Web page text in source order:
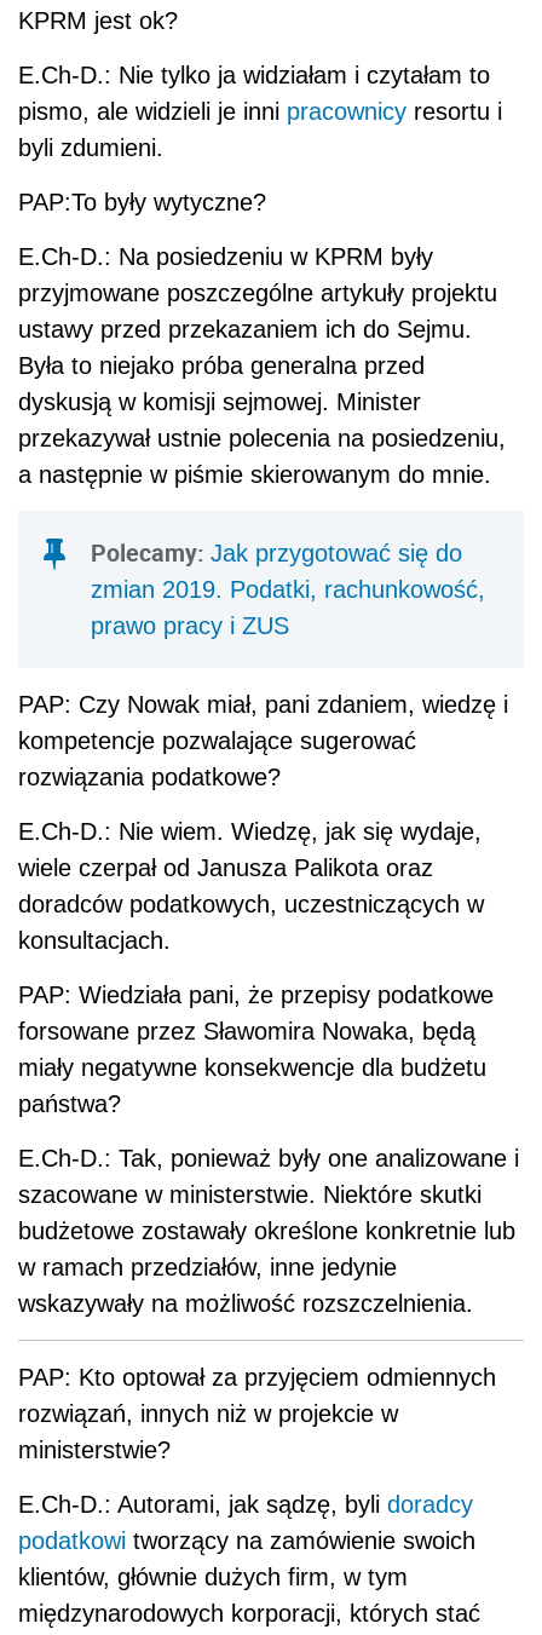
KPRM jest ok?
E.Ch-D.: Nie tylko ja widziałam i czytałam to
pismo, ale widzieli je inni pracownicy resortu i
byli zdumieni.
PAP:To były wytyczne?
E.Ch-D.: Na posiedzeniu w KPRM były
przyjmowane poszczególne artykuły projektu
ustawy przed przekazaniem ich do Sejmu.
Była to niejako próba generalna przed
dyskusją w komisji sejmowej. Minister
przekazywał ustnie polecenia na posiedzeniu,
a następnie w piśmie skierowanym do mnie.
Polecamy: Jak przygotować się do
zmian 2019. Podatki, rachunkowość,
prawo pracy i ZUS
PAP: Czy Nowak miał, pani zdaniem, wiedzę i
kompetencje pozwalające sugerować
rozwiązania podatkowe?
E.Ch-D.: Nie wiem. Wiedzę, jak się wydaje,
wiele czerpał od Janusza Palikota oraz
doradców podatkowych, uczestniczących w
konsultacjach.
PAP: Wiedziała pani, że przepisy podatkowe
forsowane przez Sławomira Nowaka, będą
miały negatywne konsekwencje dla budżetu
państwa?
E.Ch-D.: Tak, ponieważ były one analizowane i
szacowane w ministerstwie. Niektóre skutki
budżetowe zostawały określone konkretnie lub
w ramach przedziałów, inne jedynie
wskazywały na możliwość rozszczelnienia.
PAP: Kto optował za przyjęciem odmiennych
rozwiązań, innych niż w projekcie w
ministerstwie?
E.Ch-D.: Autorami, jak sądzę, byli doradcy
podatkowi tworzący na zamówienie swoich
klientów, głównie dużych firm, w tym
międzynarodowych korporacji, których stać